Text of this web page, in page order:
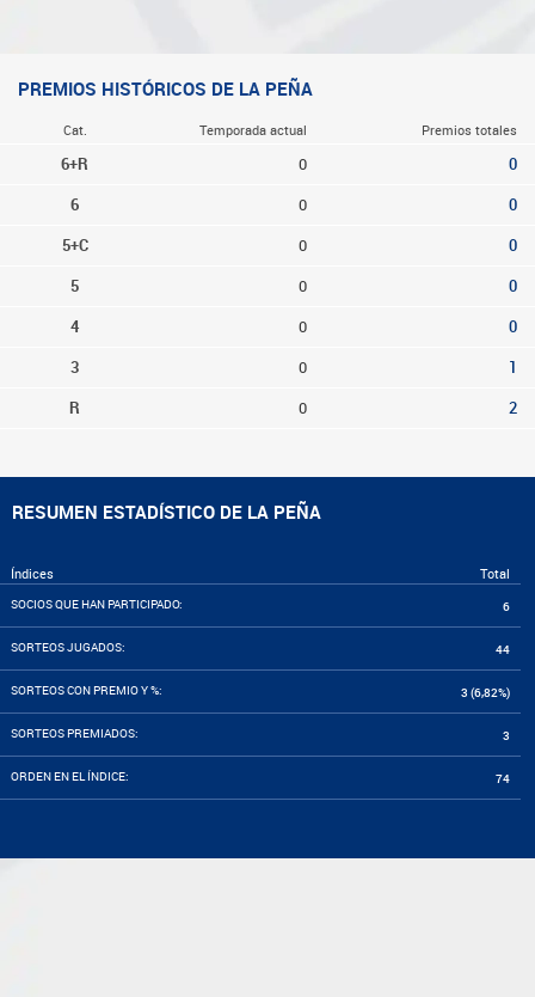
PREMIOS HISTÓRICOS DE LA PEÑA
Cat. Temporada actual Premios totales
6+R 0 0
6 0 0
5+C 0 0
5 0 0
4 0 0
3 0 1
R 0 2
RESUMEN ESTADÍSTICO DE LA PEÑA
Índices Total
SOCIOS QUE HAN PARTICIPADO: 6
SORTEOS JUGADOS: 44
SORTEOS CON PREMIO Y %: 3 (6,82%)
SORTEOS PREMIADOS: 3
ORDEN EN EL ÍNDICE: 74